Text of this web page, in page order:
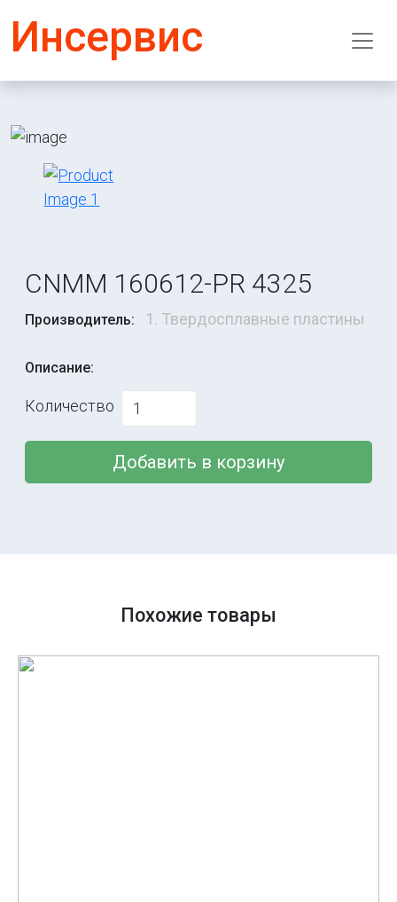
Инсервис
CNMM 160612-PR 4325
Производитель: 1. Твердосплавные пластины
Описание:
Количество
Добавить в корзину
Похожие товары